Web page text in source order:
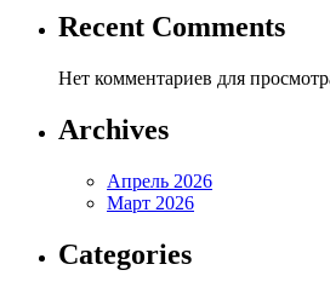
Recent Comments
Нет комментариев для
Archives
Апрель 2026
Март 2026
Categories